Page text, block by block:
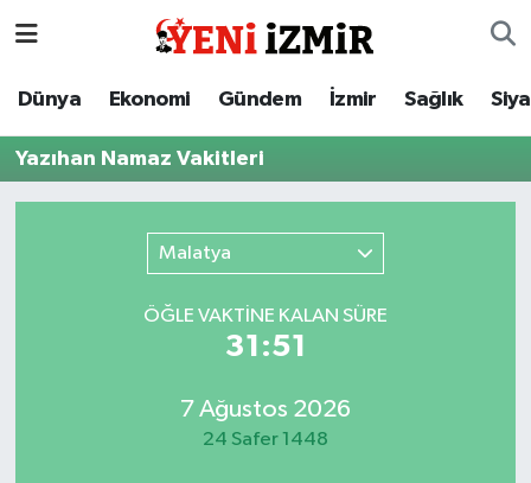
Dünya Ekonomi Gündem İzmir Sağlık
Yazıhan Namaz Vakitleri
Malatya
ÖĞLE VAKTİNE KALAN SÜRE
31:51
7 Ağustos 2026
24 Safer 1448
Dünya
Ekonomi
İzmir Nöbetçi Eczaneler
İzmir Hava Durumu
İzmir Trafik Yoğunluk Haritası
Süper Lig Puan Durumu ve Fikstür